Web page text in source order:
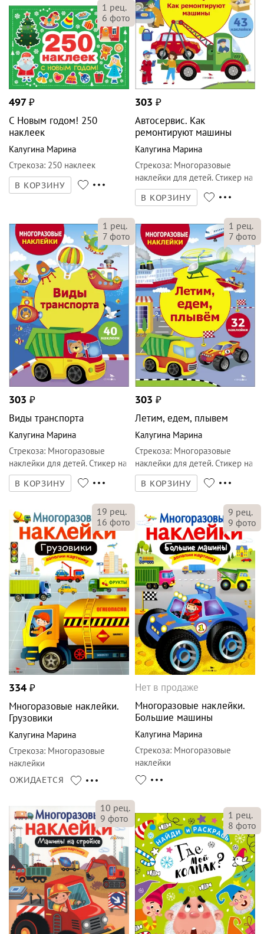
1 рец.
6 фото
497₽
С Новым годом! 250
наклеек
Калугина Марина
Стрекоза: 250 наклеек
В КОРЗИНУ
303 ₽
Автосервис. Как
ремонтируют машины
Калугина Марина
Стрекоза: Многоразовые
наклейки для детей. Стикер на
бумаге
В КОРЗИНУ
1 рец.
7 фото
303 ₽
Виды транспорта
Калугина Марина
Стрекоза: Многоразовые
наклейки для детей. Стикер на
бумаге
В КОРЗИНУ
1 рец.
7 фото
303 ₽
Летим, едем, плывем
Калугина Марина
Стрекоза: Многоразовые
наклейки для детей. Стикер на
бумаге
В КОРЗИНУ
19 рец.
16 фото
334 ₽
Многоразовые наклейки.
Грузовики
Калугина Марина
Стрекоза: Многоразовые
наклейки
ОЖИДАЕТСЯ
9 рец.
9 фото
Нет в продаже
Многоразовые наклейки.
Большие машины
Калугина Марина
Стрекоза: Многоразовые
наклейки
10 рец.
9 фото 1 рец.
8 фото